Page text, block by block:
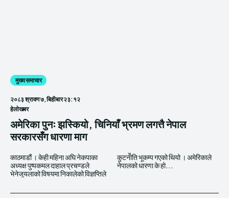
मुख्य समाचार
२०८३ श्रावण ७, बिहीबार २३:१२
हेलाेखबर
अमेरिका पुनः झस्कियो, चिनियाँ भ्रमण लगत्तै नेपाल
सरकारसँग धारणा माग
काठमाडौं । केही महिना अघि नेकपाका
अध्यक्ष पुष्पकमल दाहाल प्रचण्डले
भेनेजुयलाको विषयमा निकालेको विज्ञप्तिले
कुटनीति भूकम्प गएको थियो । अमेरिकाले
नेपालको धारणा के हो...